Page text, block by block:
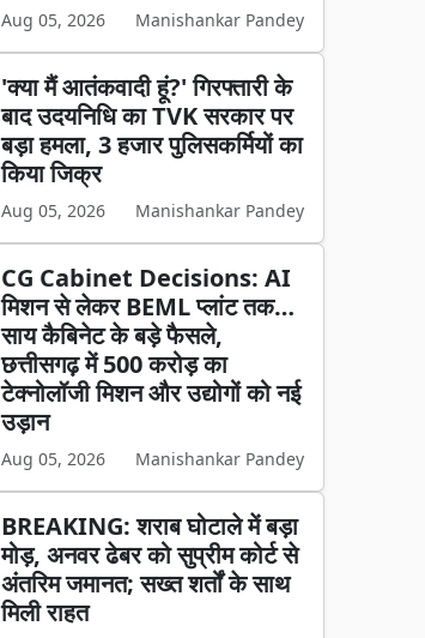
Aug 05, 2026 Manishankar Pandey
'क्या मैं आतंकवादी हूं?' गिरफ्तारी के
बाद उदयनिधि का TVK सरकार पर
बड़ा हमला, 3 हजार पुलिसकर्मियों का
किया जिक्र
Aug 05, 2026 Manishankar Pandey
CG Cabinet Decisions: AI
मिशन से लेकर BEML प्लांट तक…
साय कैबिनेट के बड़े फैसले,
छत्तीसगढ़ में 500 करोड़ का
टेक्नोलॉजी मिशन और उद्योगों को नई
उड़ान
Aug 05, 2026 Manishankar Pandey
BREAKING: शराब घोटाले में बड़ा
मोड़, अनवर ढेबर को सुप्रीम कोर्ट से
अंतरिम जमानत; सख्त शर्तों के साथ
मिली राहत